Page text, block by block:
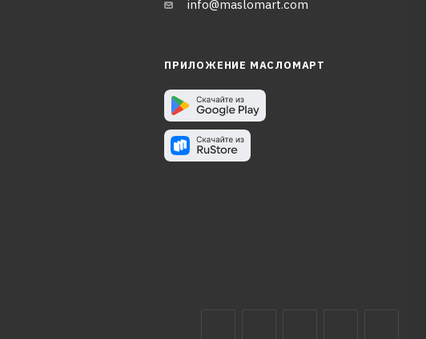
info@maslomart.com
ПРИЛОЖЕНИЕ МАСЛОМАРТ